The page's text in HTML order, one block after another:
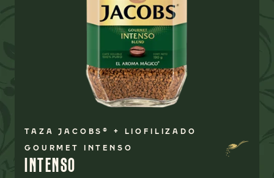
TAZA JACOBS® + LIOFILIZADO
GOURMET INTENSO
INTENSO